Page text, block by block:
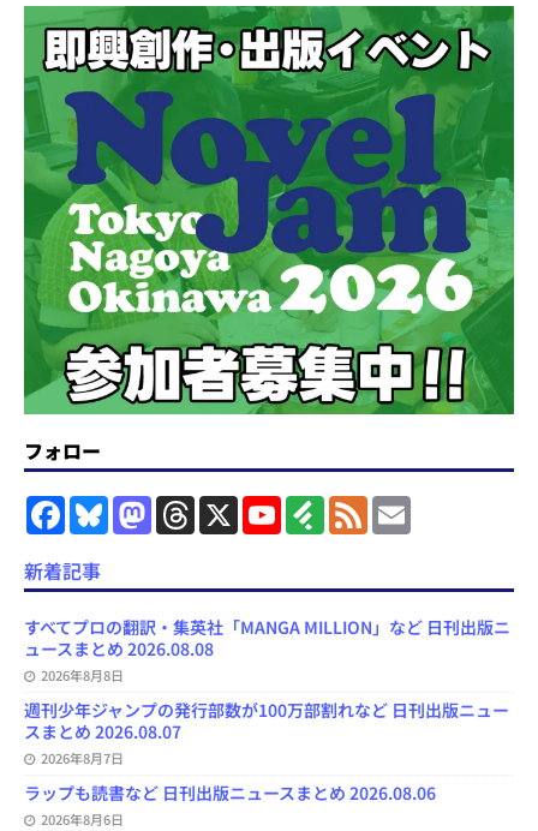
フォロー
F
a
e
b
o
k
B
s
y
M
a
o
o
n
T
h
a
s
X
Y
o
u
e
C
n
n
F
e
l
F
e
l
新着記事
すべてプロの翻訳・集英社「MANGA MILLION」など 日刊出版ニ
ュースまとめ 2026.08.08
2026年8月8日
週刊少年ジャンプの発行部数が100万部割れなど 日刊出版ニュー
スまとめ 2026.08.07
2026年8月7日
ラップも読書など 日刊出版ニュースまとめ 2026.08.06
2026年8月6日